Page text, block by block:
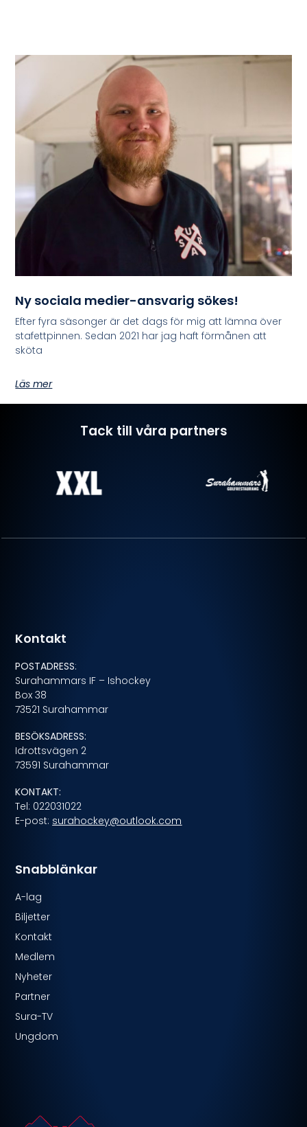
Ny sociala medier-ansvarig sökes!
Efter fyra säsonger är det dags för mig att lämna över
stafettpinnen. Sedan 2021 har jag haft förmånen att
sköta
Läs mer
Tack till våra partners
Snabblänkar
A-lag
Biljetter
Kontakt
Medlem
Nyheter
Partner
Sura-TV
Ungdom
Kontakt
POSTADRESS:
Surahammars IF – Ishockey
Box 38
73521 Surahammar
BESÖKSADRESS:
Idrottsvägen 2
73591 Surahammar
KONTAKT:
Tel: 022031022
E-post: surahockey@outlook.com